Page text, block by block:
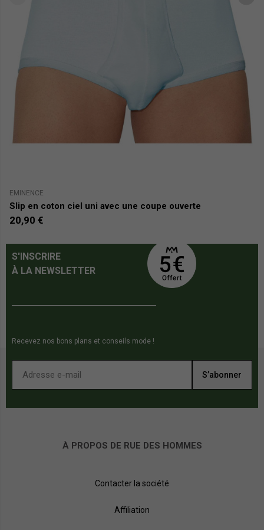
EMINENCE
Slip en coton ciel uni avec une coupe ouverte
20,90 €
S'INSCRIRE
À LA NEWSLETTER
Recevez nos bons plans et conseils mode !
S’abonner
À PROPOS DE RUE DES HOMMES
Contacter la société
Affiliation